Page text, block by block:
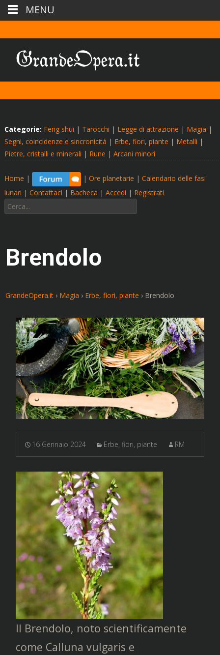
Categorie: Feng shui | Tarocchi | Legge di attrazione | Magia |
Segni, coincidenze e sincronicità | Erbe, fiori, piante | Metalli |
Pietre, cristalli e minerali | Rune | Arcani minori
Home | | Ore planetarie | Calendario delle fasi
lunari | Contattaci | Bacheca | Accedi | Registrati
Cerca:
Brendolo
GrandeOpera.it › Magia › Erbe, fiori, piante › Brendolo
16 Gennaio 2024 Erbe, fiori, piante RM
Il Brendolo, noto scientificamente
come Calluna vulgaris e
MENU